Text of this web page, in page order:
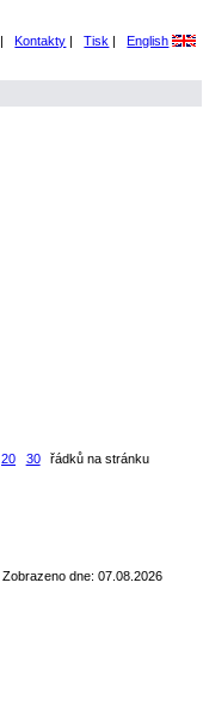
| Kontakty | Tisk | English
20 30 řádků na stránku
Zobrazeno dne: 07.08.2026